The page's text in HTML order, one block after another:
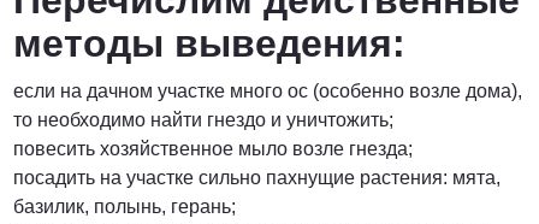
методы выведения:
если на дачном участке много ос (особенно возле дома),
то необходимо найти гнездо и уничтожить;
повесить хозяйственное мыло возле гнезда;
посадить на участке сильно пахнущие растения: мята,
базилик, полынь, герань;